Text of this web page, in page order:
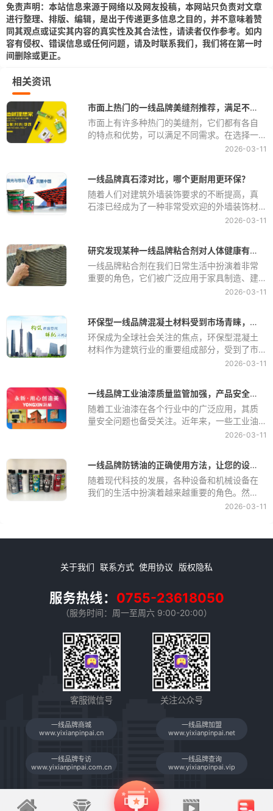
免责声明：本站信息来源于网络以及网友投稿，本网站只负责对文章
进行整理、排版、编辑，是出于传递更多信息之目的，并不意味着赞
同其观点或证实其内容的真实性及其合法性，请读者仅作参考。如内
容有侵权、错误信息或任何问题，请及时联系我们，我们将在第一时
间删除或更正。
相关资讯
市面上热门的一线品牌美缝剂推荐，满足不同需求
市面上有许多种热门的美缝剂，它们都有各自
的特点和优势，可以满足不同需求。在选择一
线品牌美缝剂时，我们需要考虑到使用的地
大家更好地选择适合自己的产品。
2026-03-11
一线品牌真石漆对比，哪个更耐用更环保？
随着人们对建筑外墙装饰要求的不断提高，真
石漆已经成为了一种非常受欢迎的外墙装饰材
料。真石漆不仅具有独特的质感和艺术效果，
久性和环保性上也存在一定的差异。那么，究
竟哪种真石漆更耐用更环保呢？接下来，我们
就来对比一下几种常见的真石漆。
2026-03-11
研究发现某种一线品牌粘合剂对人体健康有害，应该引起警惕
一线品牌粘合剂在我们日常生活中扮演着非常
重要的角色，它们被广泛应用于家具制造、建
筑工程、汽车制造等领域。然而，最近的研究
剂这种有害的粘合剂被发现含有一种叫做甲醛
的化学物质。甲醛是一种有毒挥发性有机化合
物，长期接触或吸入甲醛可能导致头痛、眼睛
刺痛、咳嗽、呼吸困难、皮肤过敏等症状。更
症，特别是鼻咽癌一线品牌粘合剂癌。
2026-03-11
环保型一线品牌混凝土材料受到市场青睐，未来前景广阔
环保成为全球社会关注的焦点，环保型混凝土
材料作为建筑行业的重要组成部分，受到了市
场的青睐。其优越的性能和环保特性使其在建
2026-03-11
一线品牌工业油漆质量监管加强，产品安全受关注
随着工业油漆在各个行业中的广泛应用，其质
量安全问题也备受关注。近年来，一些工业油
漆产品存在质量问题，给用户带来了安全隐
业健康发展。
2026-03-11
一线品牌防锈油的正确使用方法，让您的设备保持长久光亮
随着现代科技的发展，各种设备和机械设备在
我们的生活中扮演着越来越重要的角色。然
而，这些设备在长时间使用后都会出现生锈的
以有效地保护设备免受氧化和腐蚀的侵害。但
下面我们就来谈谈防锈油的正确使用方法，让
2026-03-11
关于我们 联系方式 使用协议 版权隐私
服务热线： 0755-23618050
（服务时间：周一至周六 9:00-20:00）
客服微信号 关注公众号
一线品牌商城
www.yixianpinpai.cn
一线品牌加盟
www.yixianpinpai.net
一线品牌专访
www.yixianpinpai.com.cn
一线品牌查询
www.yixianpinpai.vip